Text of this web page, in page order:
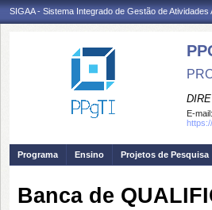
SIGAA - Sistema Integrado de Gestão de Atividades
E-mail:
Programa Ensino Projetos de Pesquisa
Banca de